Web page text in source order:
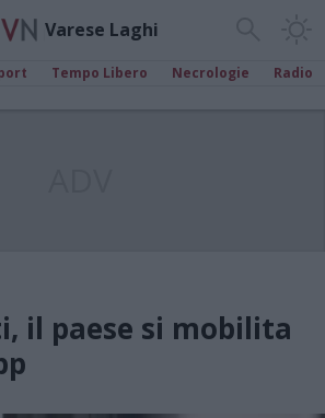
Varese Laghi
Tempo Libero Necrologie Radio
il paese si mobilita